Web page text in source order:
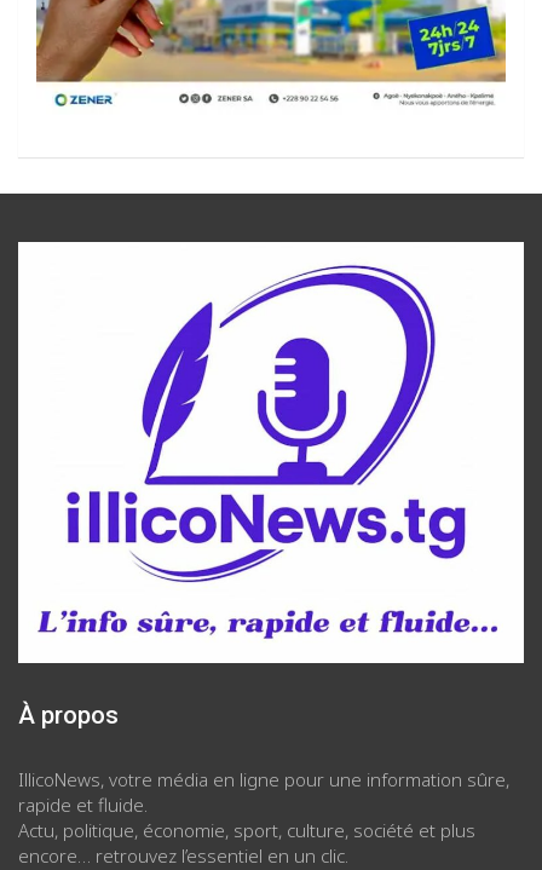
À propos
IllicoNews, votre média en ligne pour une information sûre,
rapide et fluide.
Actu, politique, économie, sport, culture, société et plus
encore… retrouvez l’essentiel en un clic.